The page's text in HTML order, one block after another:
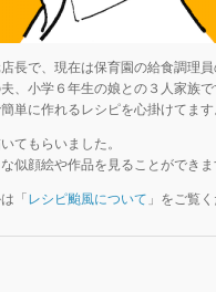
長で、現在は保育園の給食調理員
、小学６年生の娘との３人家族で
単に作れるレシピを心掛けてます
てもらいました。
似顔絵や作品を見ることができま
「レシピ颱風について 」をご覧く